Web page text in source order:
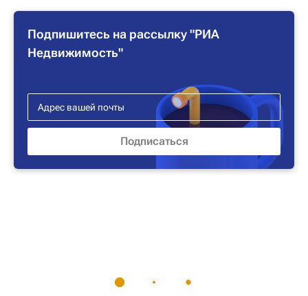
Подпишитесь на рассылку "РИА
Недвижимость"